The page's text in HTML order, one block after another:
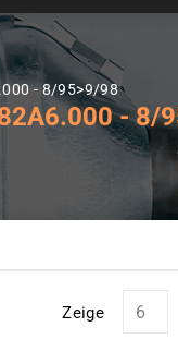
- 8/95>9/98
- 8/
Zeige